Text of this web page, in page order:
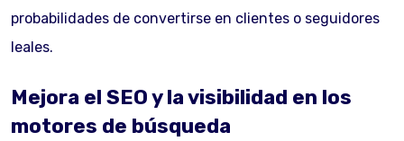
probabilidades de convertirse en clientes o seguidores
leales.
Mejora el SEO y la visibilidad en los
motores de búsqueda